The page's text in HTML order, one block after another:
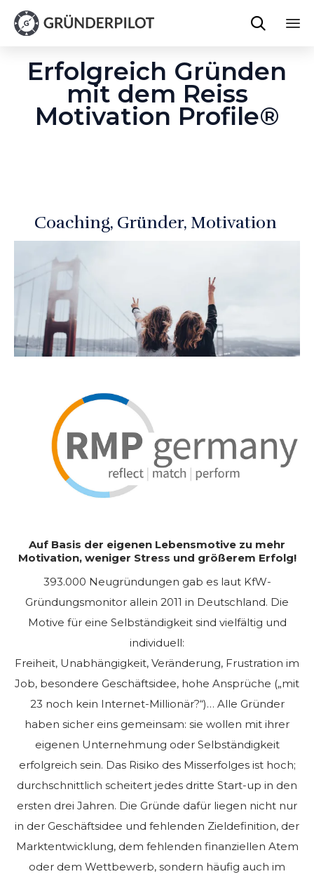

Erfolgreich Gründen
mit dem Reiss
Motivation Profile®
Coaching Gründer Motivation
Auf Basis der eigenen Lebensmotive zu mehr
Motivation, weniger Stress und größerem Erfolg!
393.000 Neugründungen gab es laut KfW-
Gründungsmonitor allein 2011 in Deutschland. Die
Motive für eine Selbständigkeit sind vielfältig und
individuell:
Freiheit, Unabhängigkeit, Veränderung, Frustration im
Job, besondere Geschäftsidee, hohe Ansprüche („mit
23 noch kein Internet-Millionär?“)… Alle Gründer
haben sicher eins gemeinsam: sie wollen mit ihrer
eigenen Unternehmung oder Selbständigkeit
erfolgreich sein. Das Risiko des Misserfolges ist hoch;
durchschnittlich scheitert jedes dritte Start-up in den
ersten drei Jahren. Die Gründe dafür liegen nicht nur
in der Geschäftsidee und fehlenden Zieldefinition, der
Marktentwicklung, dem fehlenden finanziellen Atem
oder dem Wettbewerb, sondern häufig auch im